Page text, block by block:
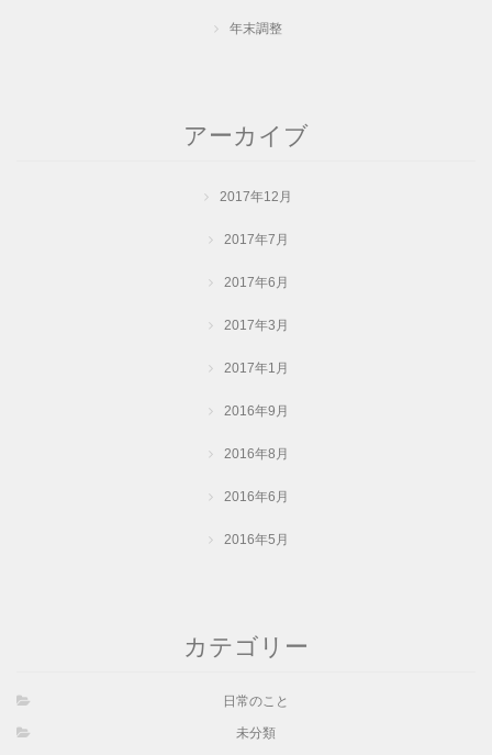
年末調整
アーカイブ
2017年12月
2017年7月
2017年6月
2017年3月
2017年1月
2016年9月
2016年8月
2016年6月
2016年5月
カテゴリー
日常のこと
未分類